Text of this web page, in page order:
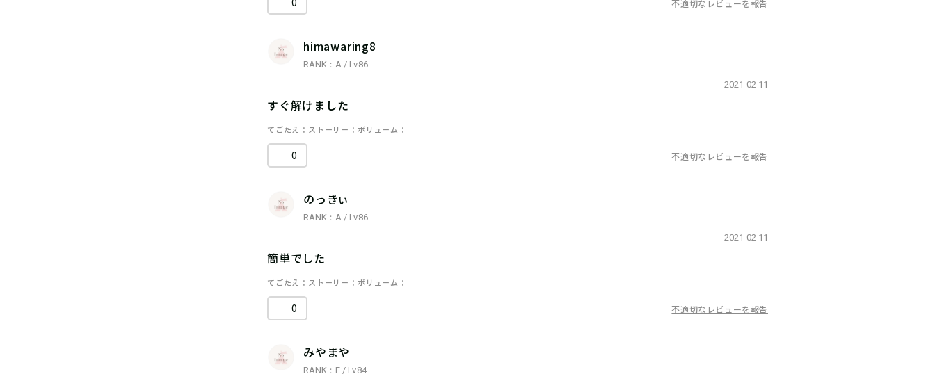
不適切なレビューを報告
himawaring8
RANK：A / Lv.86
2021-02-11
すぐ解けました
てごたえ ストーリー ボリューム
0 不適切なレビューを報告
のっきぃ
RANK：A / Lv.86
2021-02-11
簡単でした
てごたえ ストーリー ボリューム
0 不適切なレビューを報告
みやまや
RANK：F / Lv.84